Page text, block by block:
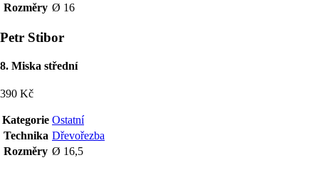
Rozměry Ø 16
Petr Stibor
8. Miska střední
390 Kč
Kategorie Ostatní
Technika Dřevořezba
Rozměry Ø 16,5